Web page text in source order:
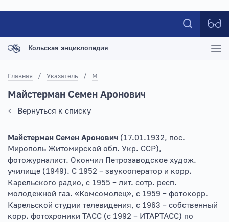
Кольская энциклопедия
Главная / Указатель / М
Майстерман Семен Аронович
Вернуться к списку
Майстерман Семен Аронович (17.01.1932, пос.
Мирополь Житомирской обл. Укр. ССР),
фотожурналист. Окончил Петрозаводское худож.
училище (1949). С 1952 – звукооператор и корр.
Карельского радио, с 1955 – лит. сотр. респ.
молодежной газ. «Комсомолец», с 1959 – фотокорр.
Карельской студии телевидения, с 1963 – собственный
корр. фотохроники ТАСС (с 1992 – ИТАРТАСС) по